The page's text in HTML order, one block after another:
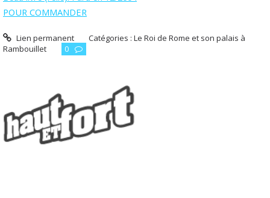
POUR COMMANDER
Lien permanent Catégories :Le Roi de Rome et son palais à
Rambouillet
0